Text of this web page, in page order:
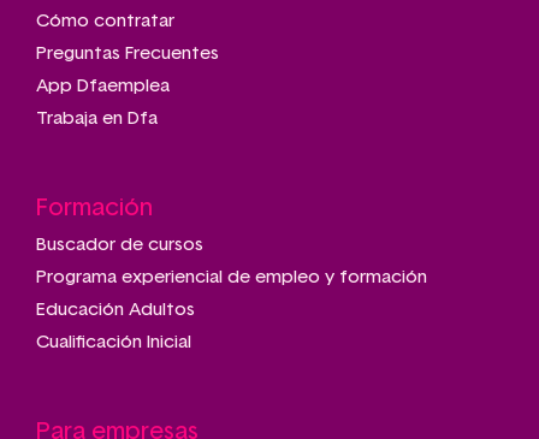
Cómo contratar
Preguntas Frecuentes
App Dfaemplea
Trabaja en Dfa
Formación
Buscador de cursos
Programa experiencial de empleo y formación
Educación Adultos
Cualificación Inicial
Para empresas